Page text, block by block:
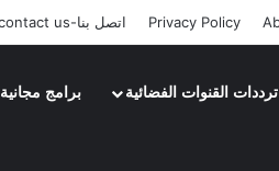
Privacy Policy اتصل بنا-contact us
ترددات القنوات الفضائية برامج مجانية